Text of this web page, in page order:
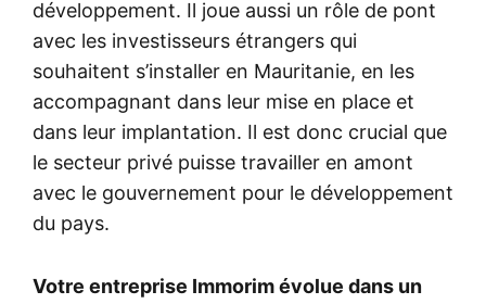
développement. Il joue aussi un rôle de pont
avec les investisseurs étrangers qui
souhaitent s’installer en Mauritanie, en les
accompagnant dans leur mise en place et
dans leur implantation. Il est donc crucial que
le secteur privé puisse travailler en amont
avec le gouvernement pour le développement
du pays.
Votre entreprise Immorim évolue dans un